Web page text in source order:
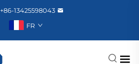
+86-13425598043
FR